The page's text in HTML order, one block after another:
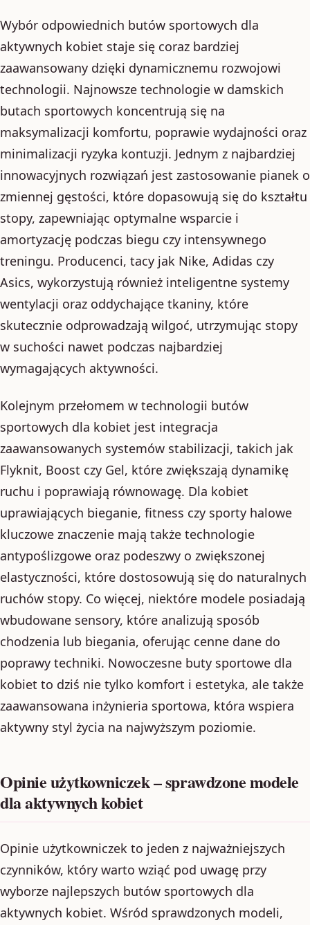
Wybór odpowiednich butów sportowych dla
aktywnych kobiet staje się coraz bardziej
zaawansowany dzięki dynamicznemu rozwojowi
technologii. Najnowsze technologie w damskich
butach sportowych koncentrują się na
maksymalizacji komfortu, poprawie wydajności oraz
minimalizacji ryzyka kontuzji. Jednym z najbardziej
innowacyjnych rozwiązań jest zastosowanie pianek o
zmiennej gęstości, które dopasowują się do kształtu
stopy, zapewniając optymalne wsparcie i
amortyzację podczas biegu czy intensywnego
treningu. Producenci, tacy jak Nike, Adidas czy
Asics, wykorzystują również inteligentne systemy
wentylacji oraz oddychające tkaniny, które
skutecznie odprowadzają wilgoć, utrzymując stopy
w suchości nawet podczas najbardziej
wymagających aktywności.
Kolejnym przełomem w technologii butów
sportowych dla kobiet jest integracja
zaawansowanych systemów stabilizacji, takich jak
Flyknit, Boost czy Gel, które zwiększają dynamikę
ruchu i poprawiają równowagę. Dla kobiet
uprawiających bieganie, fitness czy sporty halowe
kluczowe znaczenie mają także technologie
antypoślizgowe oraz podeszwy o zwiększonej
elastyczności, które dostosowują się do naturalnych
ruchów stopy. Co więcej, niektóre modele posiadają
wbudowane sensory, które analizują sposób
chodzenia lub biegania, oferując cenne dane do
poprawy techniki. Nowoczesne buty sportowe dla
kobiet to dziś nie tylko komfort i estetyka, ale także
zaawansowana inżynieria sportowa, która wspiera
aktywny styl życia na najwyższym poziomie.
Opinie użytkowniczek – sprawdzone modele
dla aktywnych kobiet
Opinie użytkowniczek to jeden z najważniejszych
czynników, który warto wziąć pod uwagę przy
wyborze najlepszych butów sportowych dla
aktywnych kobiet. Wśród sprawdzonych modeli,